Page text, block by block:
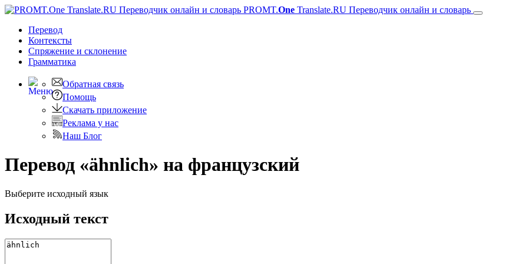
PROMT.One Translate.RU Переводчик онлайн и словарь
Перевод
Контексты
Спряжение и склонение
Грамматика
Обратная связь
Помощь
Скачать приложение
Реклама у нас
Наш Блог
Перевод «ähnlich» на французский
Выберите исходный язык
Исходный текст